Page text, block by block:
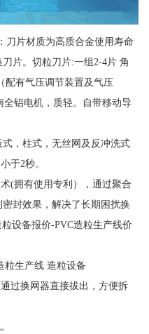
刀片材质为高质合金使用寿命
片。切粒刀片:一组2-4片 角
配有气压调节装置及气压
铝电机，质轻。自带移动导
，柱式，无丝网及反冲洗式
于2秒。
(拥有使用专利），通过聚合
封效果，解决了长期困扰换
设备报价-PVC造粒生产线价
粒生产线 造粒设备
过换网器直接拔出，方便拆